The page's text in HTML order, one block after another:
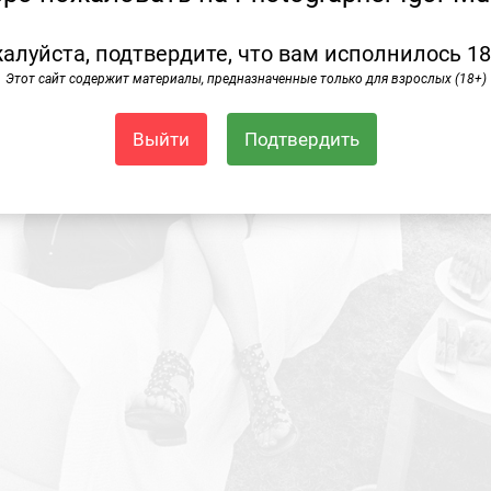
подтвердите, что вам исполнилось
Этот сайт содержит материалы, предназначенные только для взрослых (18+)
Выйти Подтвердить